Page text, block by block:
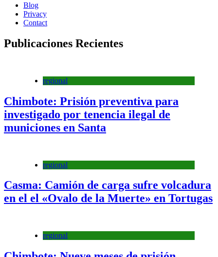
Blog
Privacy
Contact
Publicaciones Recientes
regional
Chimbote: Prisión preventiva para
investigado por tenencia ilegal de
municiones en Santa
regional
Casma: Camión de carga sufre volcadura
en el el «Ovalo de la Muerte» en Tortugas
regional